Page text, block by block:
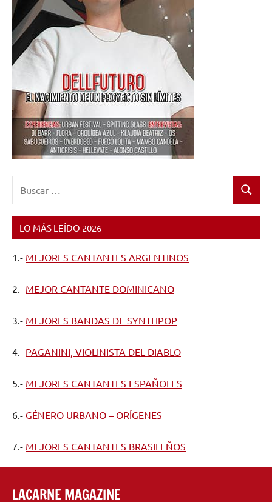
Buscar
LO MÁS LEÍDO 2026
1.- MEJORES CANTANTES ARGENTINOS
2.- MEJOR CANTANTE DOMINICANO
3.- MEJORES BANDAS DE SYNTHPOP
4.- PAGANINI, VIOLINISTA DEL DIABLO
5.- MEJORES CANTANTES ESPAÑOLES
6.- GÉNERO URBANO – ORÍGENES
7.- MEJORES CANTANTES BRASILEÑOS
LACARNE MAGAZINE